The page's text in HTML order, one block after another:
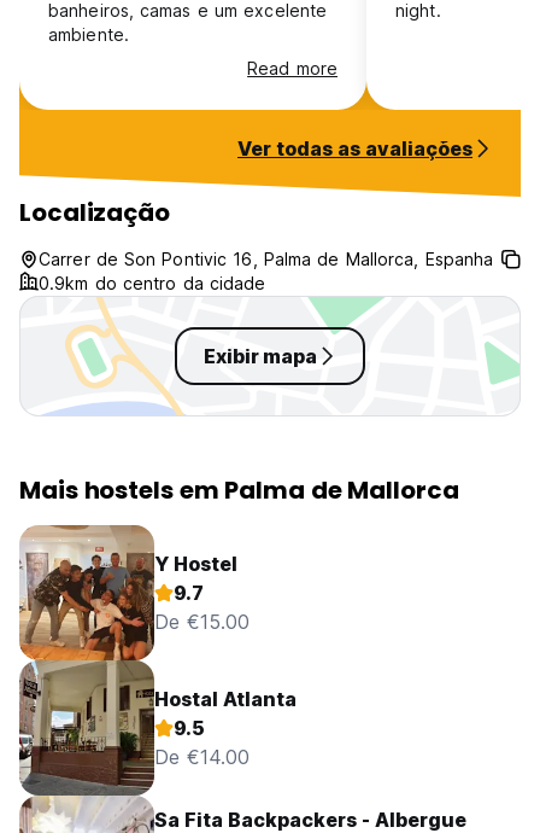
banheiros, camas e um excelente
ambiente.
Read more
night.
Ver todas as avaliações
Localização
Carrer de Son Pontivic 16, Palma de Mallorca, Espanha
0.9km do centro da cidade
Exibir mapa
Mais hostels em Palma de Mallorca
Y Hostel
9.7
De €15.00
Hostal Atlanta
9.5
De €14.00
Sa Fita Backpackers - Albergue